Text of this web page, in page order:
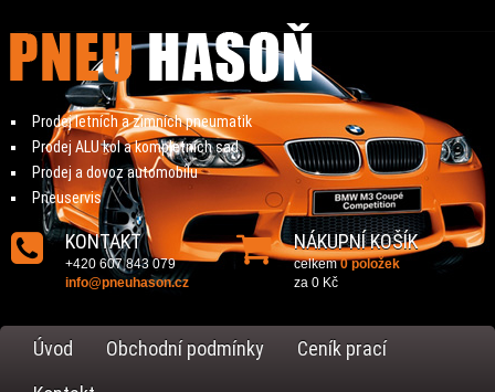
Prodej letních a zimních pneumatik
Prodej ALU kol a kompletních sad
Prodej a dovoz automobilu
Pneuservis
KONTAKT
+420 607 843 079
info@pneuhason.cz
NÁKUPNÍ KOŠÍK
celkem0 položek
za 0 Kč
Úvod Obchodní podmínky
Ceník prací